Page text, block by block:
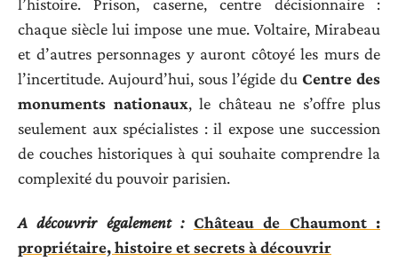
l’histoire. Prison, caserne, centre décisionnaire :
chaque siècle lui impose une mue. Voltaire, Mirabeau
et d’autres personnages y auront côtoyé les murs de
l’incertitude. Aujourd’hui, sous l’égide du Centre des
monuments nationaux, le château ne s’offre plus
seulement aux spécialistes : il expose une succession
de couches historiques à qui souhaite comprendre la
complexité du pouvoir parisien.
A découvrir également : Château de Chaumont :
propriétaire, histoire et secrets à découvrir